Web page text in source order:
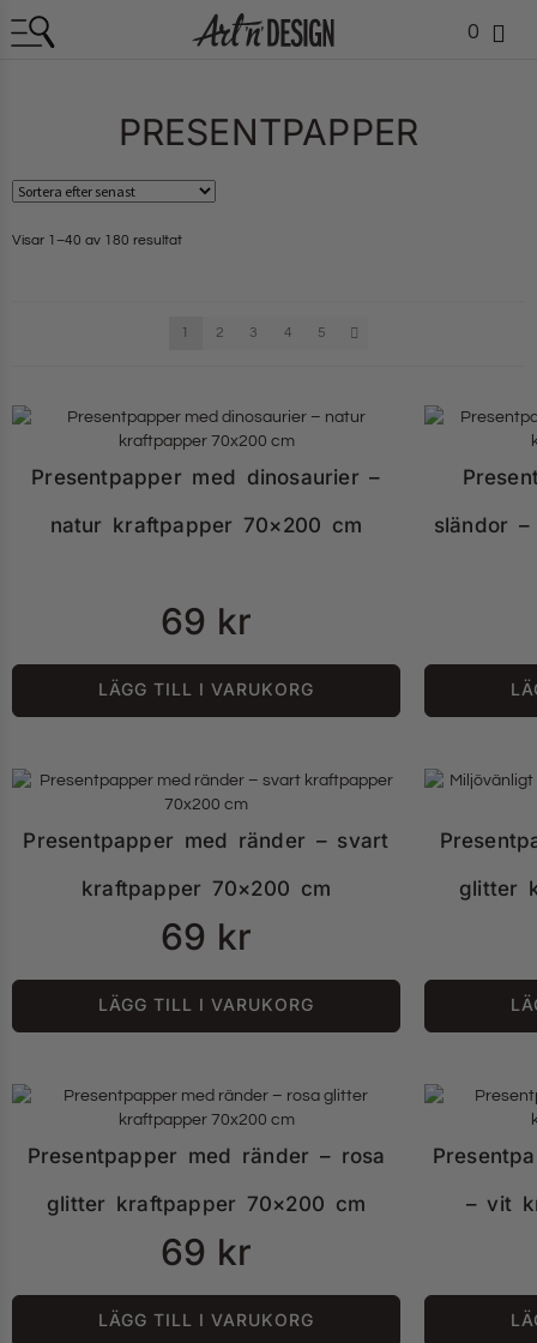
0
PRESENTPAPPER
Visar 1–40 av 180 resultat
1 2 3 4 5
Presentpapper med dinosaurier –
natur kraftpapper 70×200 cm
69 kr
LÄGG TILL I VARUKORG
sländor
Presentpapper med ränder – svart
kraftpapper 70×200 cm
69 kr
LÄGG TILL I VARUKORG
glitter
Presentpapper med ränder – rosa
glitter kraftpapper 70×200 cm
69 kr
LÄGG TILL I VARUKORG
– vit